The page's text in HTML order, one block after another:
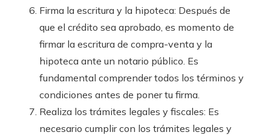
Firma la escritura y la hipoteca: Después de
que el crédito sea aprobado, es momento de
firmar la escritura de compra-venta y la
hipoteca ante un notario público. Es
fundamental comprender todos los términos y
condiciones antes de poner tu firma.
Realiza los trámites legales y fiscales: Es
necesario cumplir con los trámites legales y